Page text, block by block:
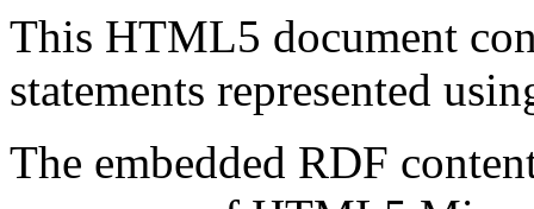
This HTML5 document
statements represented
The embedded RDF